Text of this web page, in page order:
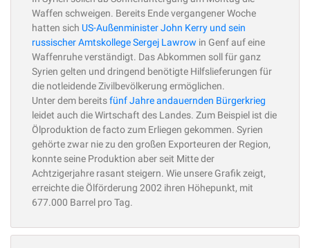
Waffen schweigen. Bereits Ende vergangener Woche
hatten sich US-Außenminister John Kerry und sein
russischer Amtskollege Sergej Lawrow in Genf auf eine
Waffenruhe verständigt. Das Abkommen soll für ganz
Syrien gelten und dringend benötigte Hilfslieferungen für
die notleidende Zivilbevölkerung ermöglichen.
Unter dem bereitsfünf Jahre andauernden Bürgerkrieg
leidet auch die Wirtschaft des Landes. Zum Beispiel ist die
Ölproduktion de facto zum Erliegen gekommen. Syrien
gehörte zwar nie zu den großen Exporteuren der Region,
konnte seine Produktion aber seit Mitte der
Achtzigerjahre rasant steigern. Wie unsere Grafik zeigt,
erreichte die Ölförderung 2002 ihren Höhepunkt, mit
677.000 Barrel pro Tag.